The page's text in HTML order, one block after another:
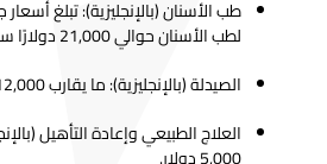
طب الأسنان (بالإنجليزية): تبلغ
لطب الأسنان حوالي 21,000 دولارًا سنويًا.
الصيدلة (بالإنجليزية): ما يقارب 12,000 دولارًا سنويًا.
العلاج الطبيعي وإعادة التأهيل